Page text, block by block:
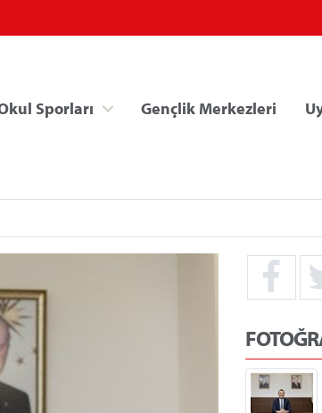
Sporları Gençlik Merkezleri
Kredi/Yurt İşlemleri